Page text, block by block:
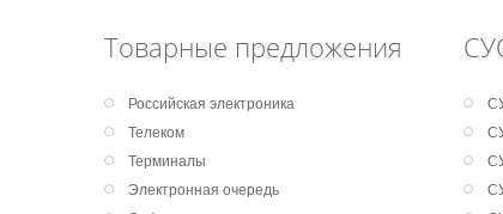
Товарные предложения
Российская электроника
Телеком
Терминалы
Электронная очередь